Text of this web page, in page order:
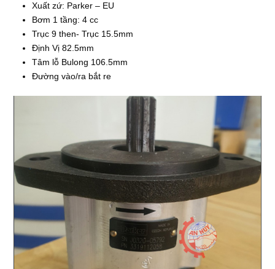
Xuất zứ: Parker – EU
Bơm 1 tầng: 4 cc
Trục 9 then- Trục 15.5mm
Định Vị 82.5mm
Tâm lỗ Bulong 106.5mm
Đường vào/ra bắt re